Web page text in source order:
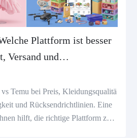
Plattform ist besser
Versand und
Temu bei Preis, Kleidungsqualitä
und Rücksendrichtlinien. Eine
hilft, die richtige Plattform zu